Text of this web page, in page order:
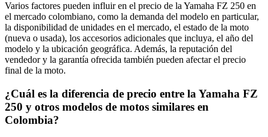
Varios factores pueden influir en el precio de la Yamaha FZ 250 en
el mercado colombiano, como la demanda del modelo en particular,
la disponibilidad de unidades en el mercado, el estado de la moto
(nueva o usada), los accesorios adicionales que incluya, el año del
modelo y la ubicación geográfica. Además, la reputación del
vendedor y la garantía ofrecida también pueden afectar el precio
final de la moto.
¿Cuál es la diferencia de precio entre la Yamaha FZ
250 y otros modelos de motos similares en
Colombia?